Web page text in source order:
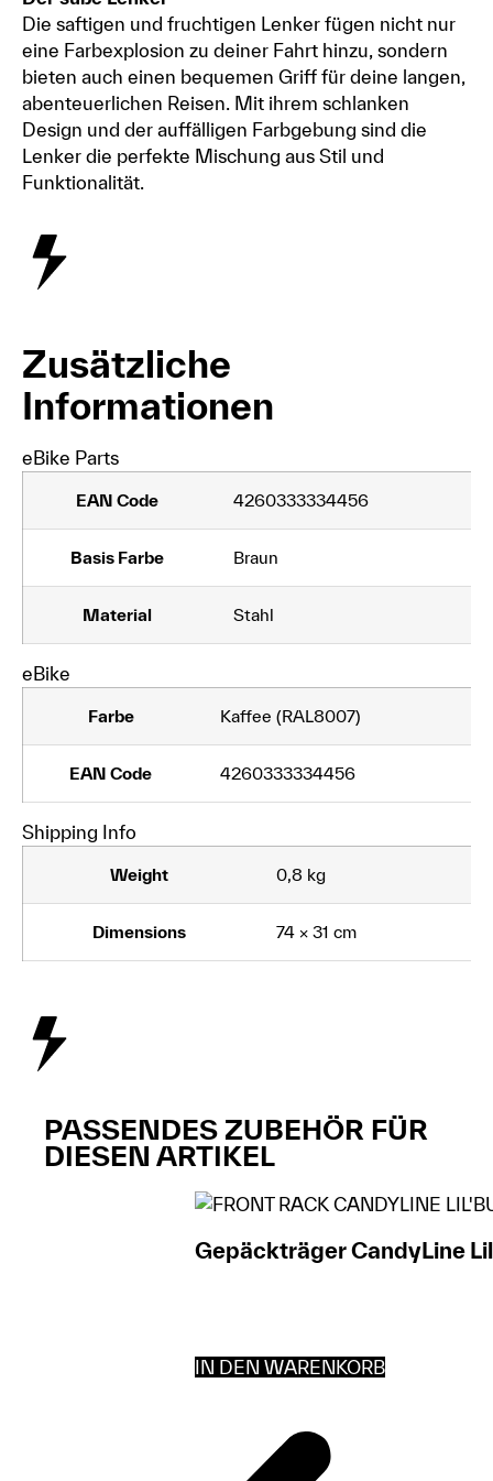
Die saftigen und fruchtigen Lenker fügen nicht nur
eine Farbexplosion zu deiner Fahrt hinzu, sondern
bieten auch einen bequemen Griff für deine langen,
abenteuerlichen Reisen. Mit ihrem schlanken
Design und der auffälligen Farbgebung sind die
Lenker die perfekte Mischung aus Stil und
Funktionalität.
Zusätzliche
Informationen
eBike Parts
EAN Code 4260333334456
Basis Farbe Braun
Material Stahl
eBike
Farbe Kaffee (RAL8007)
EAN Code 4260333334456
Shipping Info
Weight 0,8 kg
Dimensions 74 × 31 cm
PASSENDES ZUBEHÖR FÜR
DIESEN ARTIKEL
Gepäckträger CandyLine
IN DEN WARENKORB